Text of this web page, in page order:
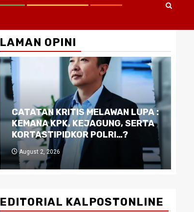
LAMAN OPINI
CATATAN KRITIS MELAWAN LUPA :
KEMANA KPK, KEJAGUNG, SERTA
KORTASTIPIDKOR POLRI…?
August 2, 2026
EDITORIAL KALPOSTONLINE